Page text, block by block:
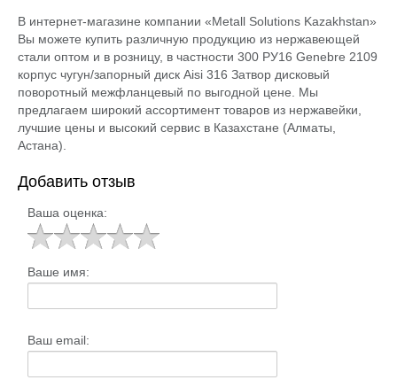
В интернет-магазине компании «Metall Solutions Kazakhstan»
Вы можете купить различную продукцию из нержавеющей
стали оптом и в розницу, в частности 300 РУ16 Genebre 2109
корпус чугун/запорный диск Aisi 316 Затвор дисковый
поворотный межфланцевый по выгодной цене. Мы
предлагаем широкий ассортимент товаров из нержавейки,
лучшие цены и высокий сервис в Казахстане (Алматы,
Астана).
Добавить отзыв
Ваша оценка:
Ваше имя:
Ваш email: